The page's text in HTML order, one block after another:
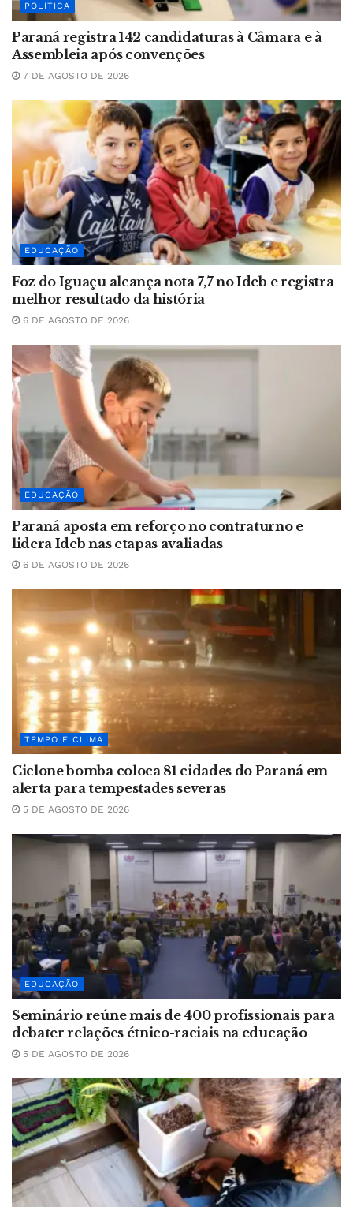
POLÍTICA
Paraná registra 142 candidaturas à Câmara e à
Assembleia após convenções
7 DE AGOSTO DE 2026
EDUCAÇÃO
Foz do Iguaçu alcança nota 7,7 no Ideb e registra
melhor resultado da história
6 DE AGOSTO DE 2026
EDUCAÇÃO
Paraná aposta em reforço no contraturno e
lidera Ideb nas etapas avaliadas
6 DE AGOSTO DE 2026
TEMPO E CLIMA
Ciclone bomba coloca 81 cidades do Paraná em
alerta para tempestades severas
5 DE AGOSTO DE 2026
EDUCAÇÃO
Seminário reúne mais de 400 profissionais para
debater relações étnico-raciais na educação
5 DE AGOSTO DE 2026